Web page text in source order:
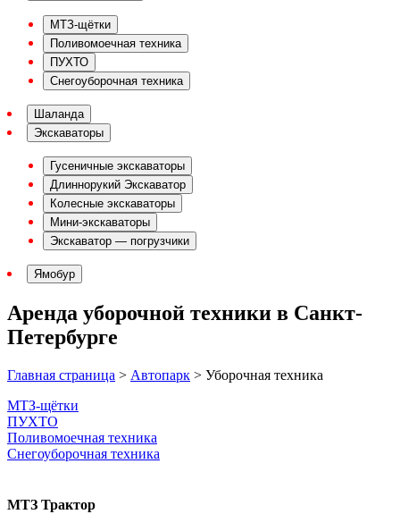
МТЗ-щётки
Поливомоечная техника
ПУХТО
Снегоуборочная техника
Шаланда
Экскаваторы
Гусеничные экскаваторы
Длиннорукий Экскаватор
Колесные экскаваторы
Мини-экскаваторы
Экскаватор — погрузчики
Ямобур
Аренда уборочной техники в Санкт-
Петербурге
Главная страница > Автопарк > Уборочная техника
МТЗ-щётки
ПУХТО
Поливомоечная техника
Снегоуборочная техника
МТЗ Трактор